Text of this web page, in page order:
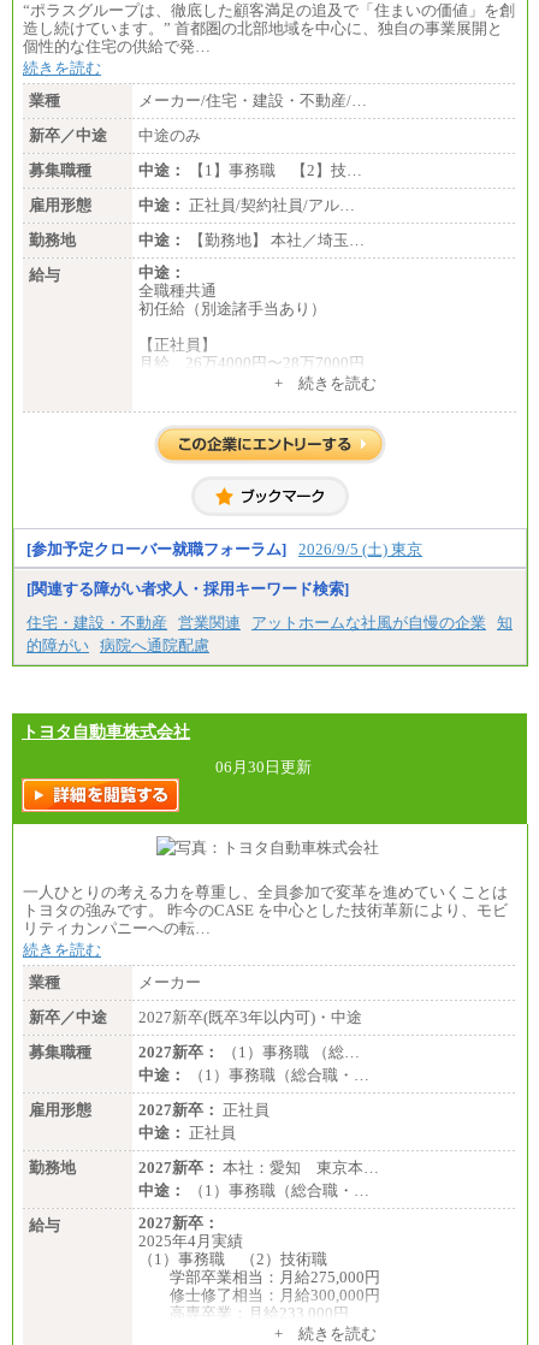
“ポラスグループは、徹底した顧客満足の追及で「住まいの価値」を創
造し続けています。” 首都圏の北部地域を中心に、独自の事業展開と
個性的な住宅の供給で発…
続きを読む
業種
メーカー/住宅・建設・不動産/…
新卒／中途
中途のみ
募集職種
中途：
【1】事務職 【2】技…
雇用形態
中途： 正社員/契約社員/アル…
勤務地
中途：
【勤務地】 本社／埼玉…
給与
中途：
全職種共通
初任給（別途諸手当あり）
【正社員】
月給 26万4000円〜28万7000円
月給 21万6300円〜27万1200円
【アルバイト・パート・時給制】
神奈川/1,390円～、静岡/1,240円～、滋賀/1,220円
～、
愛知/1,290円～
※正社員・契約社員登用制度あり
※上記給与をベースにスキル・経験に応じて、決定
します。
※試用期間中も給与に変更はございません
+ 続きを読む
[参加予定クローバー就職フォーラム] 2026/9/5 (土) 東京
[関連する障がい者求人・採用キーワード検索]
住宅・建設・不動産
営業関連 アットホームな社風が自慢の企業
知
的障がい 病院へ通院配慮
トヨタ自動車株式会社
06月30日更新
一人ひとりの考える力を尊重し、全員参加で変革を進めていくことは
トヨタの強みです。 昨今のCASE を中心とした技術革新により、モビ
リティカンパニーへの転…
続きを読む
業種
メーカー
新卒／中途
2027新卒(既卒3年以内可)・中途
募集職種
2027新卒：
（1）事務職 （総…
中途：
（1）事務職（総合職・…
雇用形態
2027新卒： 正社員
中途： 正社員
勤務地
2027新卒： 本社：愛知 東京本…
中途：
（1）事務職（総合職・…
給与
2027新卒：
2025年4月実績
（1）事務職 （2）技術職
学部卒業相当：月給275,000円
修士修了相当：月給300,000円
高専卒業：月給233,000円
+ 続きを読む